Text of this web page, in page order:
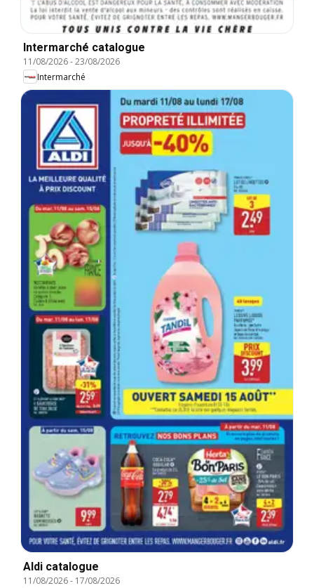
Intermarché catalogue
11/08/2026-23/08/2026
Intermarché
Aldi catalogue
11/08/2026- 17/08/2026